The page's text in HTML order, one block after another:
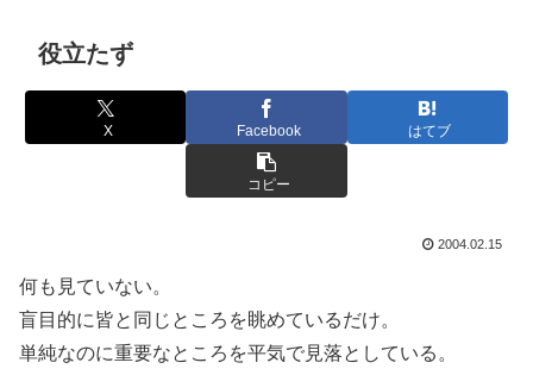
役立たず
X Facebook はてブ
コピー
2004.02.15
何も見ていない。
盲目的に皆と同じところを眺めているだけ。
単純なのに重要なところを平気で見落としている。